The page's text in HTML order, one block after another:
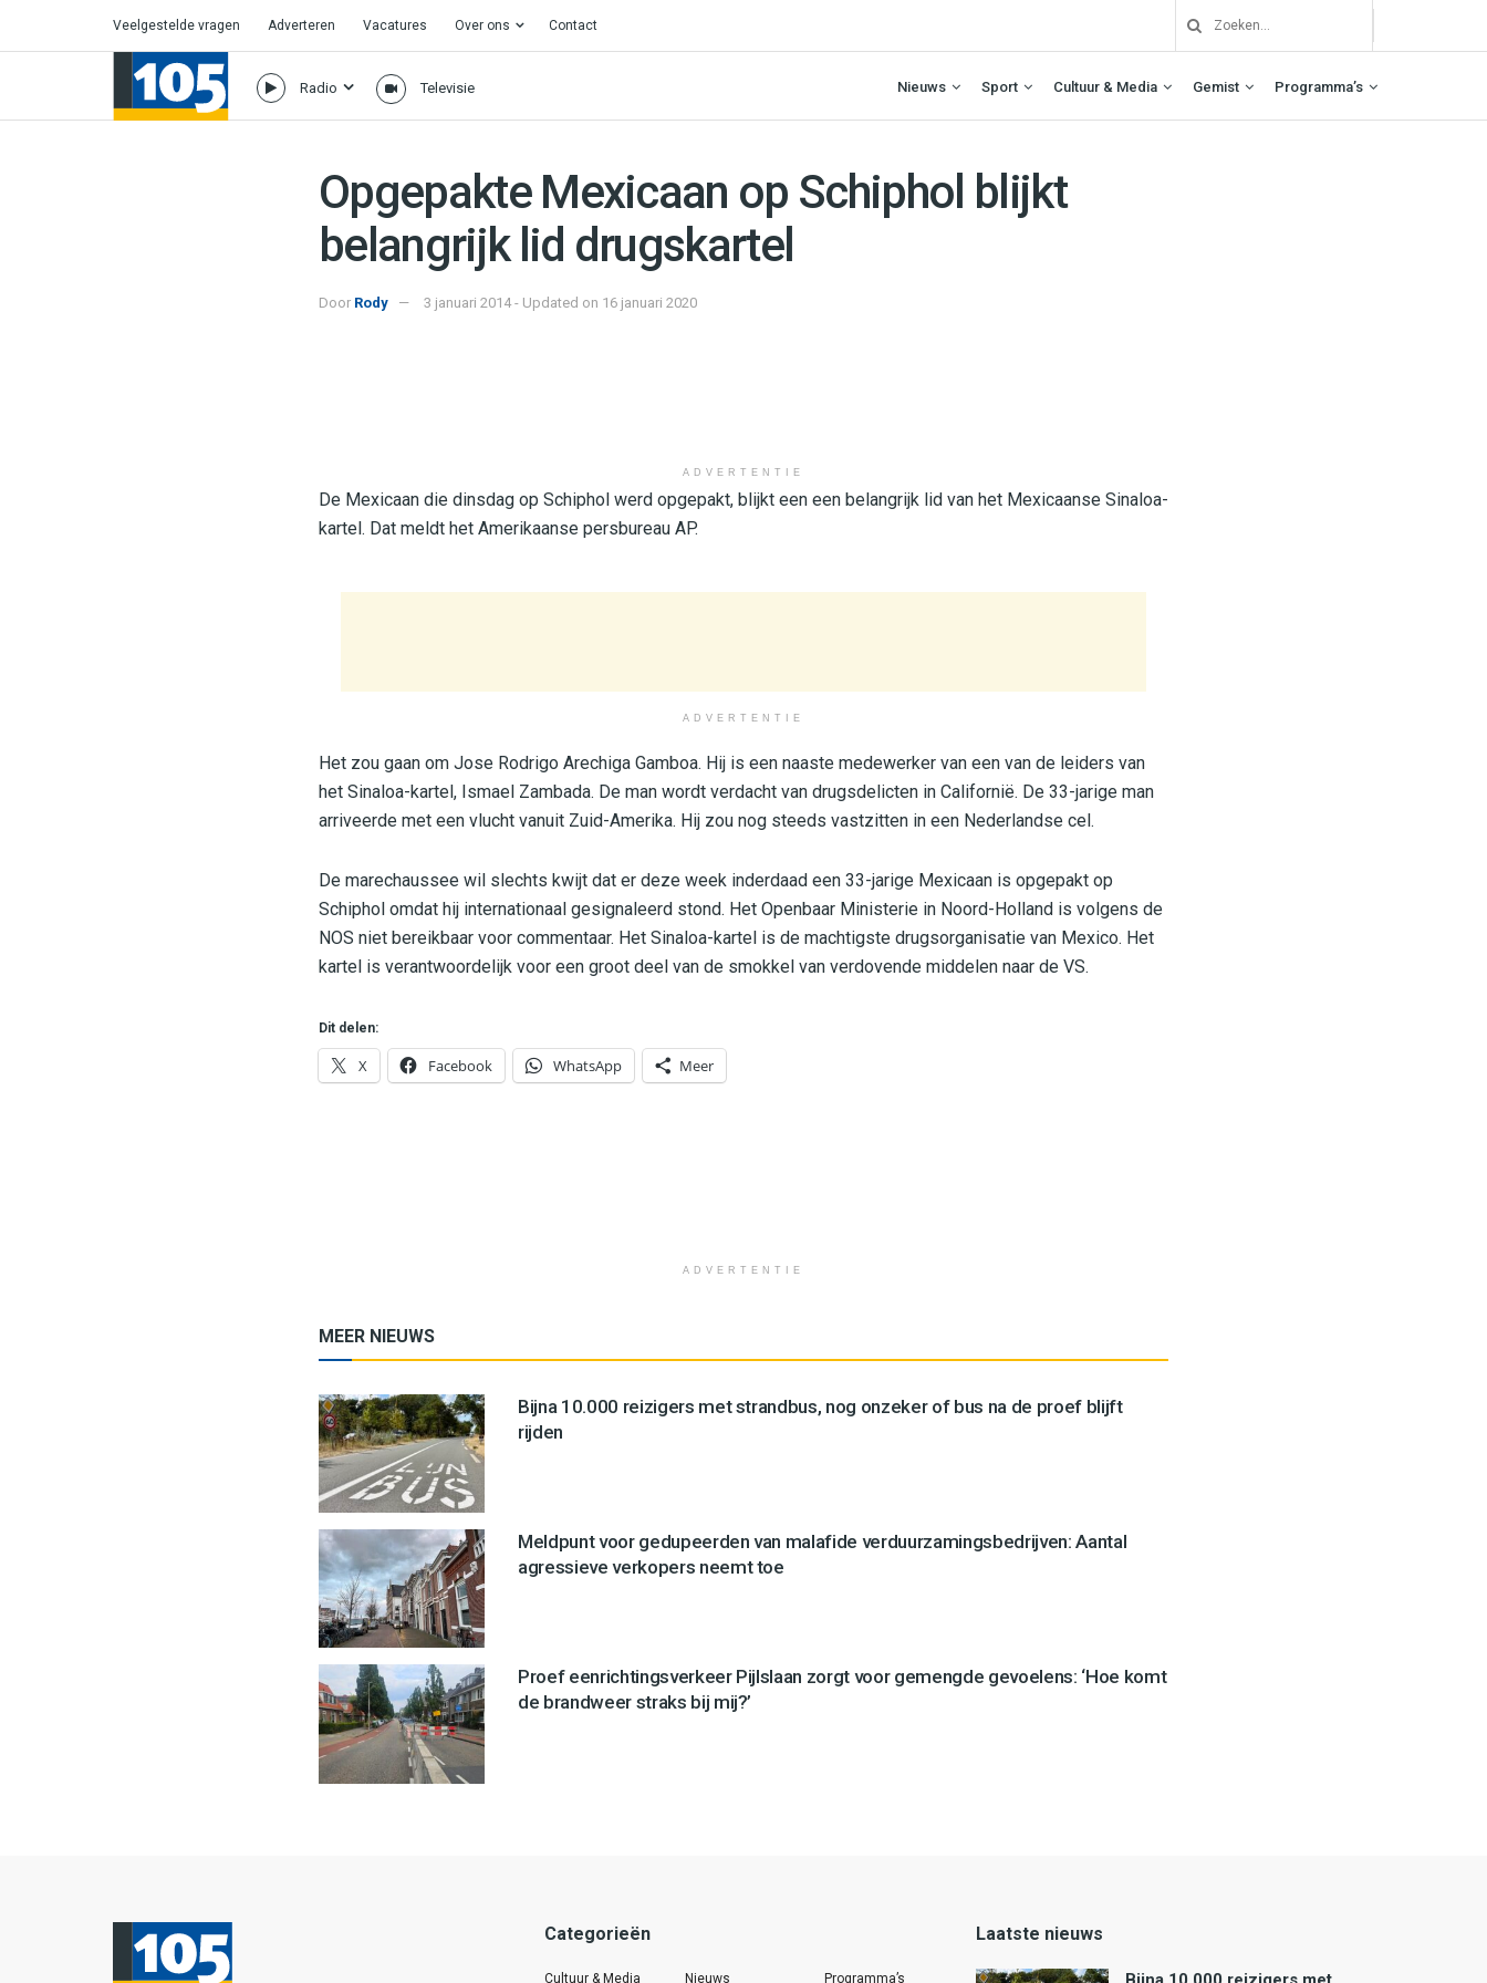
Veelgestelde vragen Adverteren Vacatures Over ons Contact
Radio Televisie Nieuws Sport Cultuur & Media Gemist Programma’s
Opgepakte Mexicaan op Schiphol blijkt
belangrijk lid drugskartel
Door Rody 3 januari 2014 - Updated on 16 januari 2020
ADVERTENTIE
De Mexicaan die dinsdag op Schiphol werd opgepakt, blijkt een een belangrijk lid van het Mexicaanse Sinaloa-
kartel. Dat meldt het Amerikaanse persbureau AP.
ADVERTENTIE
Het zou gaan om Jose Rodrigo Arechiga Gamboa. Hij is een naaste medewerker van een van de leiders van
het Sinaloa-kartel, Ismael Zambada. De man wordt verdacht van drugsdelicten in Californië. De 33-jarige man
arriveerde met een vlucht vanuit Zuid-Amerika. Hij zou nog steeds vastzitten in een Nederlandse cel.
De marechaussee wil slechts kwijt dat er deze week inderdaad een 33-jarige Mexicaan is opgepakt op
Schiphol omdat hij internationaal gesignaleerd stond. Het Openbaar Ministerie in Noord-Holland is volgens de
NOS niet bereikbaar voor commentaar. Het Sinaloa-kartel is de machtigste drugsorganisatie van Mexico. Het
kartel is verantwoordelijk voor een groot deel van de smokkel van verdovende middelen naar de VS.
Dit delen:
X Facebook WhatsApp Meer
ADVERTENTIE
MEER NIEUWS
Bijna 10.000 reizigers met strandbus, nog onzeker of bus na de proef blijft
rijden
Meldpunt voor gedupeerden van malafide verduurzamingsbedrijven: Aantal
agressieve verkopers neemt toe
Proef eenrichtingsverkeer Pijlslaan zorgt voor gemengde gevoelens: ‘Hoe komt
de brandweer straks bij mij?’
Categorieën
Cultuur & Media Nieuws Programma’s
Laatste nieuws